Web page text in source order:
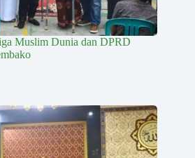
Muslim Dunia dan DPRD